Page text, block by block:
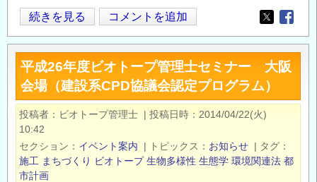
い
ま
ビ
オ
ト
ー
プ
管
理
士
続きを見る コメントを追加
Opens in
平成26年度ビオトープ管理士セミナー 大阪
会場（建設系CPD協議会認定プログラム）
投稿者 ビオトープ管理士 | 投稿日時
2014/04/22(火)
10:42
セクション
イベント案内 | トピックス お知らせ | タグ
施工 まちづくり ビオトープ 生物多様性 生態学 環境関連法 都
市計画